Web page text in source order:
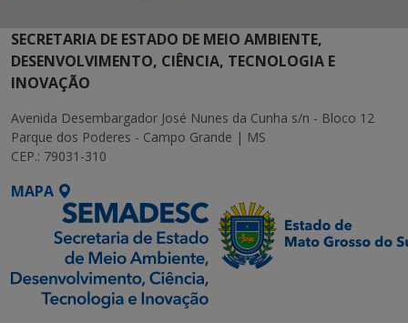
SECRETARIA DE ESTADO DE MEIO AMBIENTE,
DESENVOLVIMENTO, CIÊNCIA, TECNOLOGIA E
INOVAÇÃO
Avenida Desembargador José Nunes da Cunha s/n - Bloco 12
Parque dos Poderes - Campo Grande | MS
CEP.: 79031-310
MAPA